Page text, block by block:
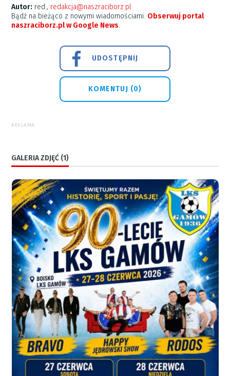
Autor: red., redakcja@naszraciborz.pl
Bądź na bieżąco z nowymi wiadomościami. Obserwuj portal
naszraciborz.pl w Google News.
UDOSTĘPNIJ
KOMENTUJ (0)
REKLAMA
GALERIA ZDJĘĆ (1)